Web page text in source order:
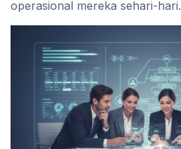
operasional mereka sehari-hari.